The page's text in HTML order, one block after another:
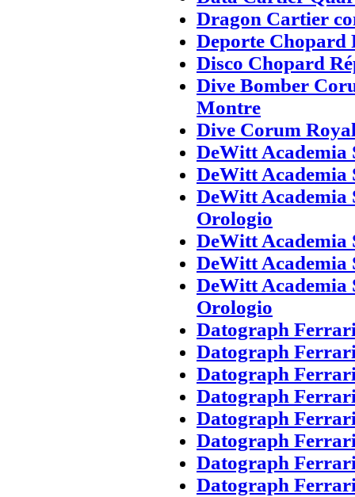
Dragon Cartier
Deporte Chopard
Disco Chopard
Dive Bomber
Montre
Dive Corum
DeWitt Academia
DeWitt Academia
DeWitt Academia
Orologio
DeWitt Academia
DeWitt Academia
DeWitt Academia
Orologio
Datograph
Datograph
Datograph
Datograph
Datograph
Datograph
Datograph
Datograph